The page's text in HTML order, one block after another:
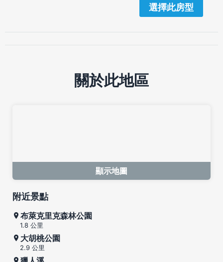
選擇此房型
關於此地區
顯示地圖
附近景點
布萊克里克森林公園
1.8 公里
大胡桃公園
2.9 公里